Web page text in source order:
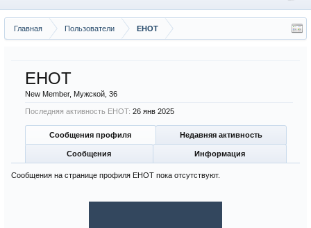
Главная Пользователи EHOT
EHOT
New Member, Мужской, 36
Последняя активность EHOT: 26 янв 2025
Сообщения профиля Недавняя активность
Сообщения Информация
Сообщения на странице профиля EHOT пока отсутствуют.